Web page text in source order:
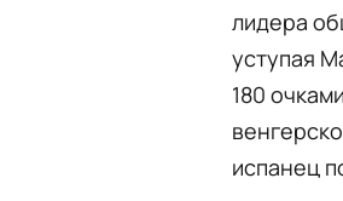
лидера
уступая
180
испанец